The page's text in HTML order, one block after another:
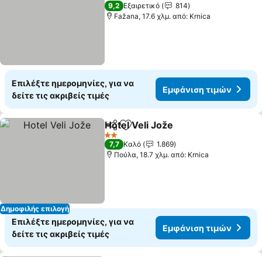
9,2 Εξαιρετικό
814
Fažana, 17.6 χλμ. από: Krnica
Επιλέξτε ημερομηνίες, για να
δείτε τις ακριβείς τιμές
Εμφάνιση τιμών
Δημοφιλής επιλογή
Κοινοποίηση
Προσθήκη στα αγαπημένα
Hotel Veli Jože
2 Αστέρια
7,7 Καλό
1.869
Πούλα, 18.7 χλμ. από: Krnica
Επιλέξτε ημερομηνίες, για να
δείτε τις ακριβείς τιμές
Εμφάνιση τιμών